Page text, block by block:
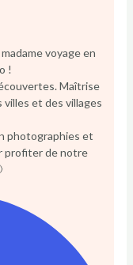
voyage en
!
Maîtrise
villes et des villages
photographies et
profiter de notre